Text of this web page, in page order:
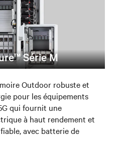
Série M
Outdoor robuste et
pour les équipements
qui fournit une
à haut rendement et
avec batterie de